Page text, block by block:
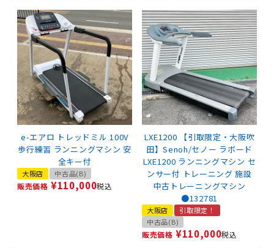
e-エアロ トレッドミル 100V
歩行練習 ランニングマシン 安
全キー付
大阪店 中古品(B)
販売価格 ¥110,000税込
LXE1200 【引取限定・大阪吹
田】Senoh/セノー ラボード
LXE1200 ランニングマシン セ
ンサー付 トレーニング 施設
中古トレーニングマシン
●132781
大阪店
引取限定！
中古品(B)
販売価格 ¥110,000税込